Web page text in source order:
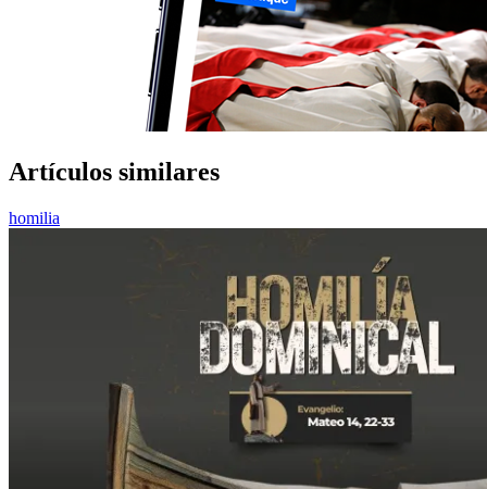
Artículos similares
homilia